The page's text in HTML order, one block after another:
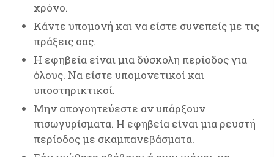
χρόνο.
Κάντε υπομονή και να είστε συνεπείς με τις
πράξεις σας.
Η εφηβεία είναι μια δύσκολη περίοδος για
όλους. Να είστε υπομονετικοί και
υποστηρικτικοί.
Μην απογοητεύεστε αν υπάρξουν
πισωγυρίσματα. Η εφηβεία είναι μια ρευστή
περίοδος με σκαμπανεβάσματα.